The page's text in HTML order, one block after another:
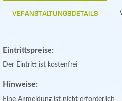
VERANSTALTUNGSDETAILS
Eintrittspreise:
Der Eintritt ist kostenfrei
Hinweise:
Eine Anmeldung ist nicht erforderlich